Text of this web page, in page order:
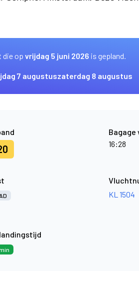
die op vrijdag 5 juni 2026 is gepland.
7 augustuszaterdag 8 augustus
Bagage
16:28
KL 1504